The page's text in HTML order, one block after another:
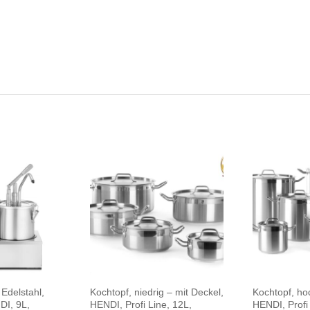
9L,
Kochtopf, niedrig – mit Deckel,
HENDI, Profi Line, 12L,
Kochtopf,
HENDI,